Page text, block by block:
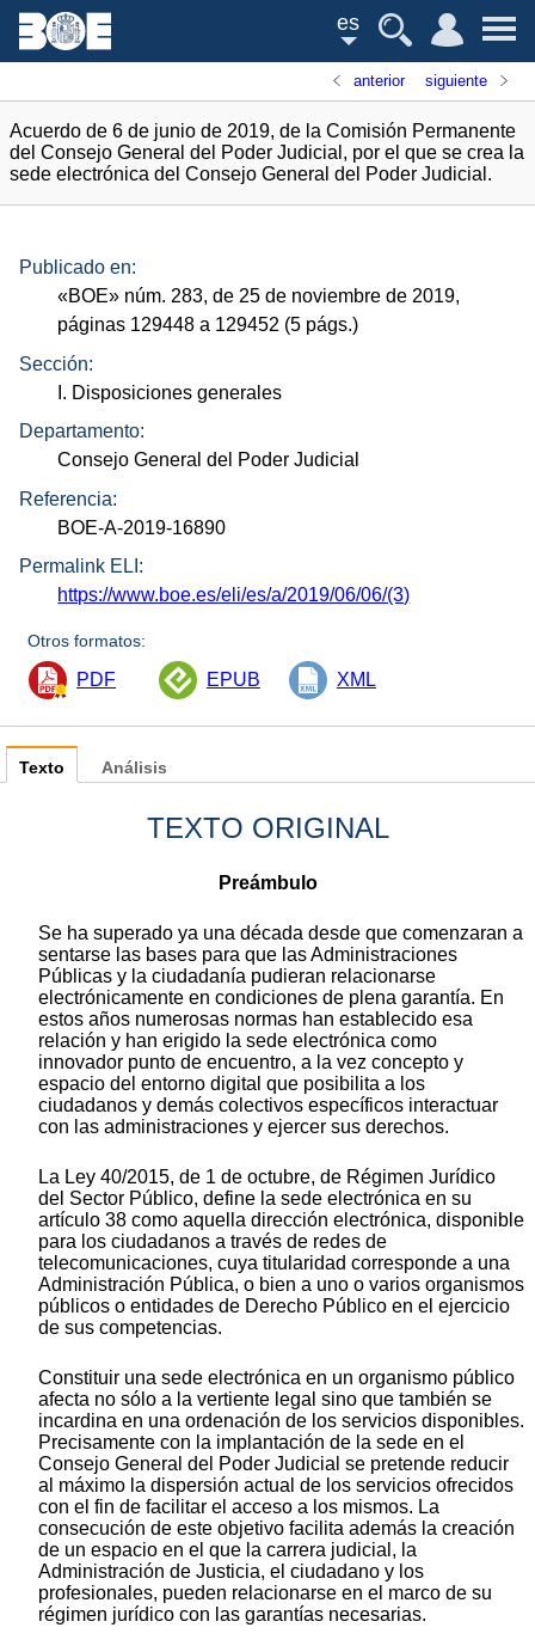
es
anterior siguiente
Acuerdo de 6 de junio de 2019, de la Comisión Permanente
del Consejo General del Poder Judicial, por el que se crea la
sede electrónica del Consejo General del Poder Judicial.
Publicado en:
«BOE» núm. 283, de 25 de noviembre de 2019,
páginas 129448 a 129452 (5 págs.)
Sección:
I. Disposiciones generales
Departamento:
Consejo General del Poder Judicial
Referencia:
BOE-A-2019-16890
Permalink ELI:
https://www.boe.es/eli/es/a/2019/06/06/(3)
Otros formatos:
PDF EPUB XML
Texto
TEXTO ORIGINAL
Preámbulo
Se ha superado ya una década desde que comenzaran a
sentarse las bases para que las Administraciones
Públicas y la ciudadanía pudieran relacionarse
electrónicamente en condiciones de plena garantía. En
estos años numerosas normas han establecido esa
relación y han erigido la sede electrónica como
innovador punto de encuentro, a la vez concepto y
espacio del entorno digital que posibilita a los
ciudadanos y demás colectivos específicos interactuar
con las administraciones y ejercer sus derechos.
La Ley 40/2015, de 1 de octubre, de Régimen Jurídico
del Sector Público, define la sede electrónica en su
artículo 38 como aquella dirección electrónica, disponible
para los ciudadanos a través de redes de
telecomunicaciones, cuya titularidad corresponde a una
Administración Pública, o bien a uno o varios organismos
públicos o entidades de Derecho Público en el ejercicio
de sus competencias.
Constituir una sede electrónica en un organismo público
afecta no sólo a la vertiente legal sino que también se
incardina en una ordenación de los servicios disponibles.
Precisamente con la implantación de la sede en el
Consejo General del Poder Judicial se pretende reducir
al máximo la dispersión actual de los servicios ofrecidos
con el fin de facilitar el acceso a los mismos. La
consecución de este objetivo facilita además la creación
de un espacio en el que la carrera judicial, la
Administración de Justicia, el ciudadano y los
profesionales, pueden relacionarse en el marco de su
régimen jurídico con las garantías necesarias.
Análisis